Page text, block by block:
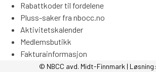
Rabattkoder til fordelene
Pluss-saker fra nbocc.no
Aktivitetskalender
Medlemsbutikk
Fakturainformasjon
Meldinger fra NBCC eller din avdeling
© NBCC avd. Midt-Finnmark | Løsning: